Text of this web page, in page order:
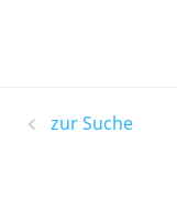
zur Suche